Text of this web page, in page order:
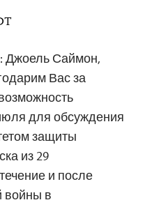
Джоель Саймон,
Вас за
для обсуждения
защиты
из 29
и после
войны в